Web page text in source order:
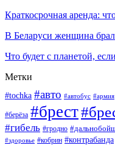
Краткосрочная аренда:
В Беларуси женщина
Что будет с планетой,
Метки
#tochka #авто #автобус #армия
#берёза #брест
#гибель #гродно
#здоровье #кобрин #контрабанда